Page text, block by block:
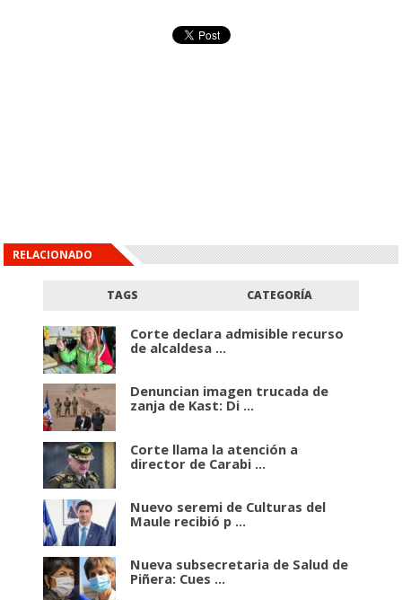
RELACIONADO
TAGS CATEGORÍA
Corte declara admisible recurso
de alcaldesa ...
Denuncian imagen trucada de
zanja de Kast: Di ...
Corte llama la atención a
director de Carabi ...
Nuevo seremi de Culturas del
Maule recibió p ...
Nueva subsecretaria de Salud de
Piñera: Cues ...